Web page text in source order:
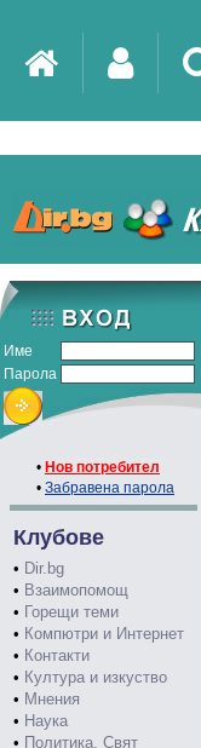
Име
Парола
• Нов потребител
• Забравена парола
Клубове
• Dir.bg
• Взаимопомощ
• Горещи теми
• Компютри и Интернет
• Контакти
• Култура и изкуство
• Мнения
• Наука
• Политика, Свят